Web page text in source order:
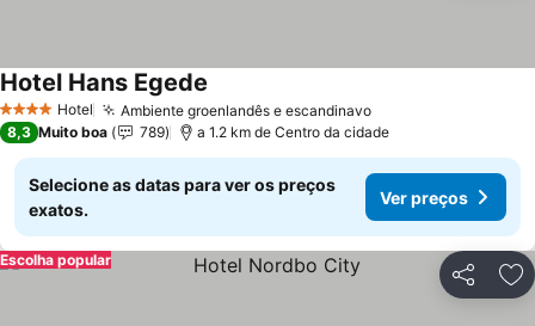
4 EstrelasHotel Ambiente groenlandês e escandinavoVer preços
Hotel Hans Egede
8,3 Muito boa 789 a 1.2 km de Centro da cidade
Selecione as datas para ver os preços
exatos.
Ver preços
Partilhar
Escolha popular